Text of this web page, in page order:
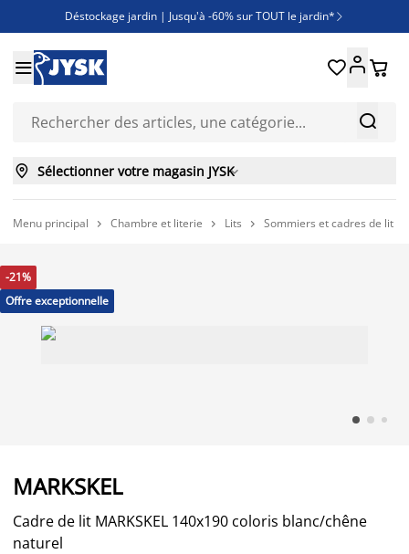
Déstockage jardin | Jusqu'à -60% sur TOUT le jardin* 
Jusqu'à -50% sur une sélection literie
Découvrez les nouveautés de la collection


 
 Sélectionner votre magasin JYSK
Menu principal  Chambre et literie  Lits  Sommiers et cadres de lit
-21%
Offre exceptionnelle
MARKSKEL
Cadre de lit MARKSKEL 140x190 coloris blanc/chêne
naturel